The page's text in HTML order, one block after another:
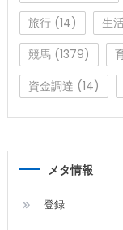
旅行(14) 生
競馬(1379)
資金調達 (14)
メタ情報
登録